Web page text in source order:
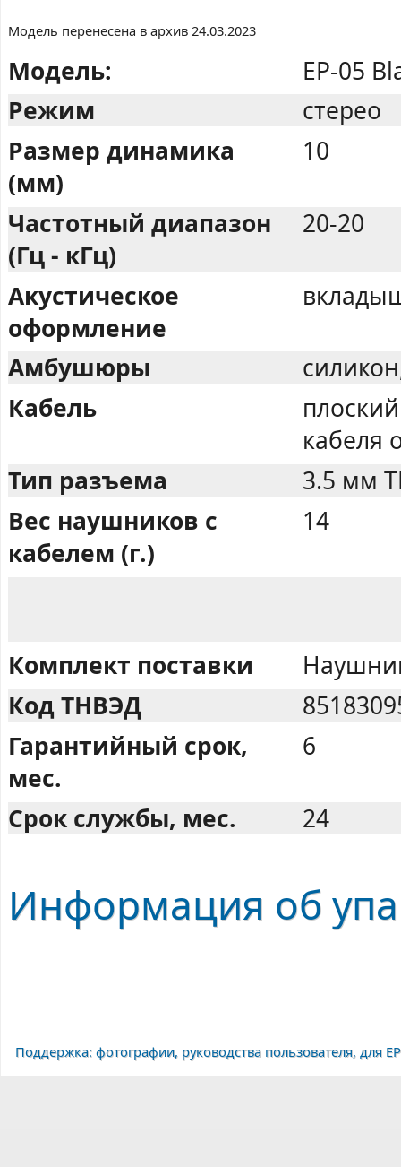
Модель перенесена в архив 24.03.2023
Модель:
EP-05
Режим
стерео
Размер динамика
(мм)
10
Частотный диапазон
(Гц - кГц)
20-20
Акустическое
оформление
Амбушюры
Кабель
кабеля
Тип разъема
3.5 мм
Вес наушников с
кабелем (г.)
14
Комплект поставки
Код ТНВЭД
Гарантийный срок,
мес.
6
Срок службы, мес. 24
Информация об
Поддержка: фотографии, руководства пользователя, для